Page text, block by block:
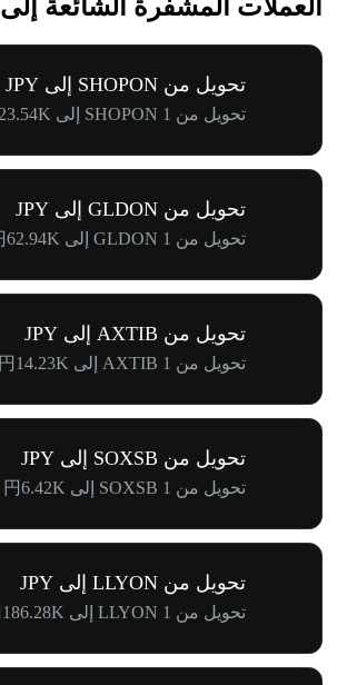
العملات المشفرة الشائعة إلى JPY
تحويل من SHOPON إلى JPY
تحويل من 1 SHOPON إلى 円23.54K
تحويل من GLDON إلى JPY
تحويل من 1 GLDON إلى 円62.94K
تحويل من AXTIB إلى JPY
تحويل من 1 AXTIB إلى 円14.23K
تحويل من SOXSB إلى JPY
تحويل من 1 SOXSB إلى 円6.42K
تحويل من LLYON إلى JPY
تحويل من 1 LLYON إلى 円186.28K